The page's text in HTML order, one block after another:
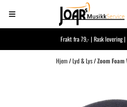
Hopp til innhold
Frakt fra 79,- | Rask levering |
Hjem/Lyd & Lys/Zoom